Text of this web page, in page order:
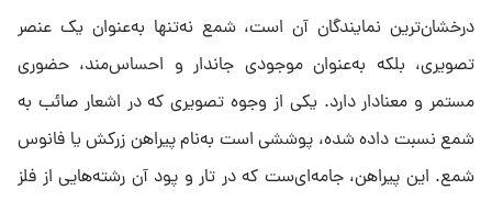
درخشان‌ترین نمایندگان آن است، شمع نه‌تنها به‌عنوان یک عنصر
تصویری، بلکه به‌عنوان موجودی جاندار و احساس‌مند، حضوری
مستمر و معنادار دارد. یکی از وجوه تصویری که در اشعار صائب به
شمع نسبت داده شده، پوششی است به‌نام پیراهن زرکش یا فانوس
شمع. این پیراهن، جامه‌ای‌ست که در تار و پود آن رشته‌هایی از فلز